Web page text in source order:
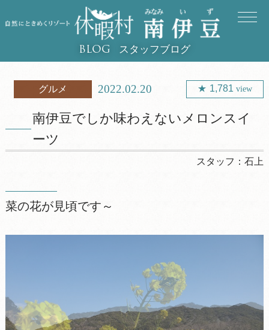
BLOG スタッフブログ
グルメ 2022.02.20 1,781view
南伊豆でしか味わえないメロンスイ
ーツ
スタッフ：石上
菜の花が見頃です～